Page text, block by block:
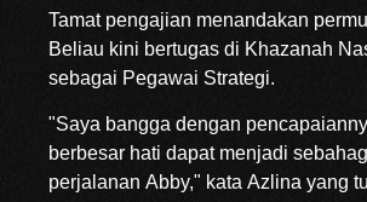
Tamat pengajian menandakan
Beliau kini bertugas di Khazanah
sebagai Pegawai Strategi.
"Saya bangga dengan
berbesar hati dapat menjadi
perjalanan Abby," kata Azlina yang